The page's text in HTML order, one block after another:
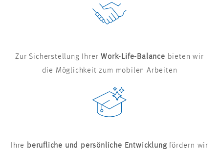
Zur Sicherstellung IhrerWork-Life-Balance bieten wir
die Möglichkeit zum mobilen Arbeiten
Ihre berufliche und persönliche Entwicklungfördern wir